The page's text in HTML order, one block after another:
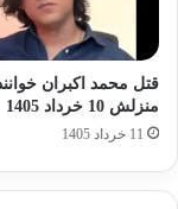
قتل محمد اکبران
منزلش 10 خرداد 1405
11 خرداد 1405